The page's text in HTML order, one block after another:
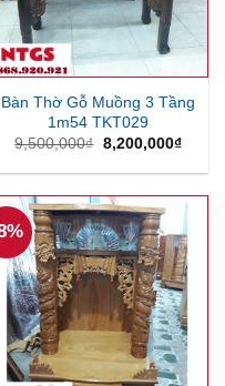
Bàn Thờ Gỗ Muồng 3 Tầng
1m54 TKT029
9,500,000₫ Giá
là:
8,200,000₫Giá
tại